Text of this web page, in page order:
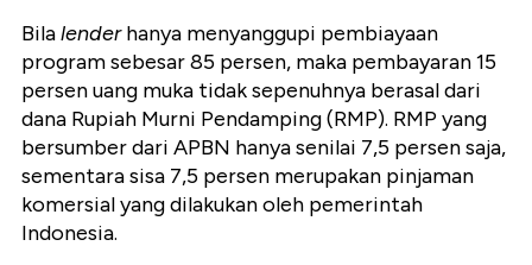
Bilalenderhanya menyanggupi pembiayaan
program sebesar 85 persen, maka pembayaran 15
persen uang muka tidak sepenuhnya berasal dari
dana Rupiah Murni Pendamping (RMP). RMP yang
bersumber dari APBN hanya senilai 7,5 persen saja,
sementara sisa 7,5 persen merupakan pinjaman
komersial yang dilakukan oleh pemerintah
Indonesia.